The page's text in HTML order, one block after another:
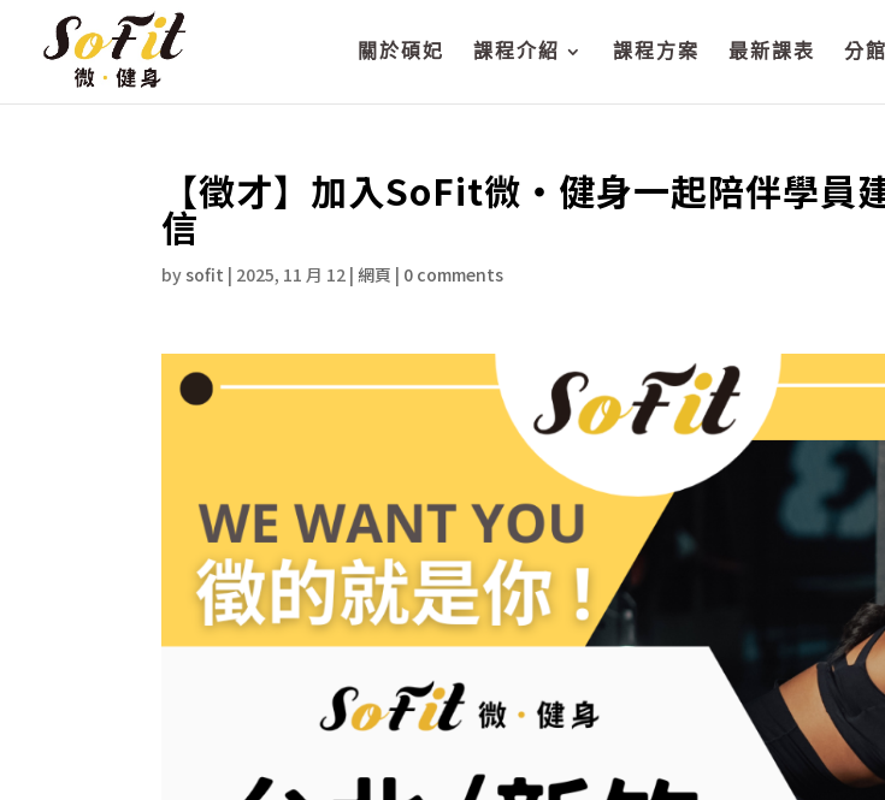
關於碩妃 課程介紹 課程方案 最新課表 分
【徵才】加入SoFit微‧健身一起陪伴學員
信
bysofit | 2025, 11 月 12 | 網頁 | 0 comments